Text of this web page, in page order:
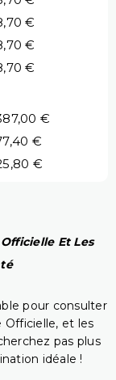
€
€
€
€
€
€
Et Les
pour consulter
Officielle, et les
pas plus
idéale !